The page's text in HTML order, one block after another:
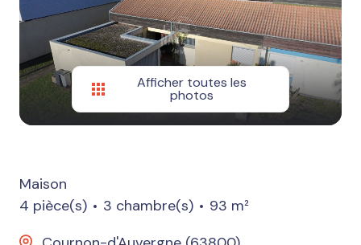
Nos
avis
Afficher toutes les
photos
Maison
4 pièce(s)
3 chambre(s)
93 m²